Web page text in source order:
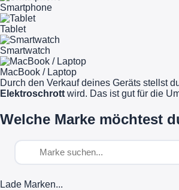
Smartphone
Tablet
Smartwatch
MacBook / Laptop
Durch den Verkauf deines Geräts stellst
Elektroschrott wird. Das ist gut für die
Welche Marke möchtest
Lade Marken...